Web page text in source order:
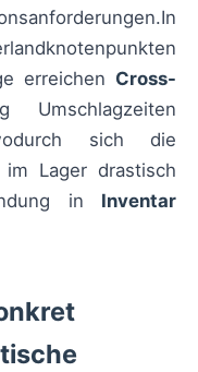
erreichen Cross-
Umschlagzeiten
sich die
Lager drastisch
in Inventar